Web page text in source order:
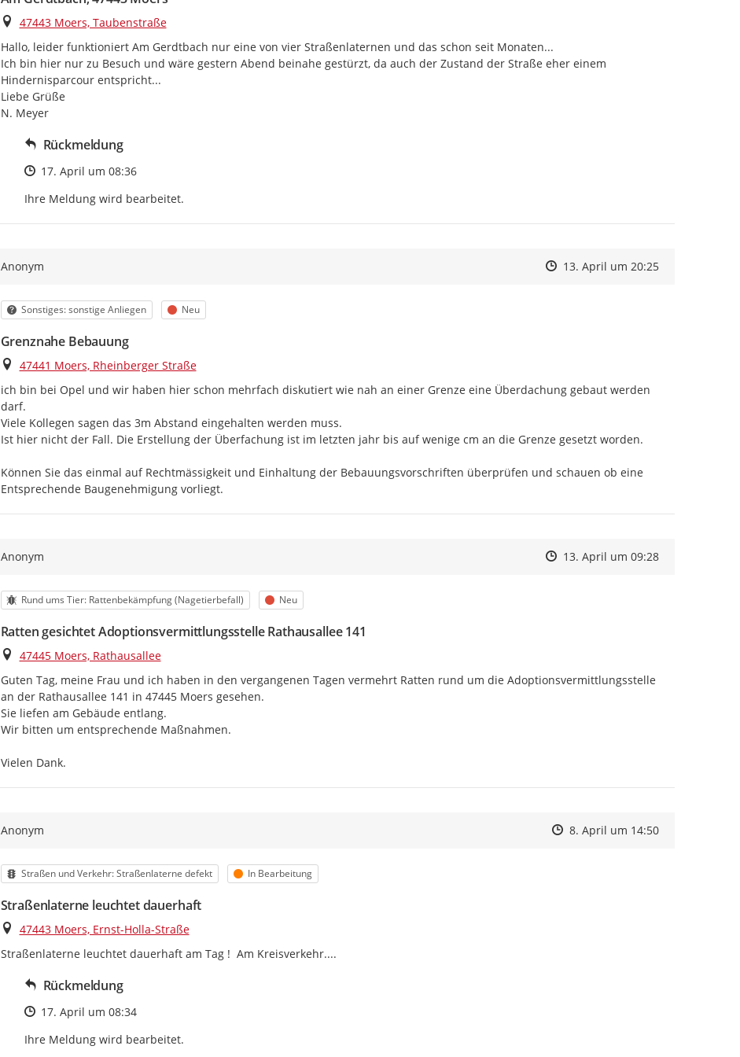
Ort
47443 Moers, Taubenstraße
Hallo, leider funktioniert Am Gerdtbach nur eine von vier Straßenlaternen und das schon seit Monaten...
Ich bin hier nur zu Besuch und wäre gestern Abend beinahe gestürzt, da auch der Zustand der Straße eher einem
Hindernisparcour entspricht...
Liebe Grüße
N. Meyer
Rückmeldung
Zeitpunkt des Erstellens
17. April um 08:36
Ihre Meldung wird bearbeitet.
Anonym Zeitpunkt des Erstellens
Zeitpunkt des Erstellens
13. April um 20:25Zur Äußerung
Kategorie
Sonstiges: sonstige Anliegen Status
Neu
Grenznahe Bebauung
Ort
47441 Moers, Rheinberger Straße
ich bin bei Opel und wir haben hier schon mehrfach diskutiert wie nah an einer Grenze eine Überdachung gebaut werden
darf.
Viele Kollegen sagen das 3m Abstand eingehalten werden muss.
Ist hier nicht der Fall. Die Erstellung der Überfachung ist im letzten jahr bis auf wenige cm an die Grenze gesetzt worden.
Können Sie das einmal auf Rechtmässigkeit und Einhaltung der Bebauungsvorschriften überprüfen und schauen ob eine
Entsprechende Baugenehmigung vorliegt.
Anonym Zeitpunkt des Erstellens
Zeitpunkt des Erstellens
13. April um 09:28Zur Äußerung
Kategorie
Rund ums Tier: Rattenbekämpfung (Nagetierbefall) Status
Neu
Ratten gesichtet Adoptionsvermittlungsstelle Rathausallee 141
Ort
47445 Moers, Rathausallee
Guten Tag, meine Frau und ich haben in den vergangenen Tagen vermehrt Ratten rund um die Adoptionsvermittlungsstelle
an der Rathausallee 141 in 47445 Moers gesehen.
Sie liefen am Gebäude entlang.
Wir bitten um entsprechende Maßnahmen.
Vielen Dank.
Anonym Zeitpunkt des Erstellens
Zeitpunkt des Erstellens
8. April um 14:50Zur Äußerung
Kategorie
Straßen und Verkehr: Straßenlaterne defekt Status
In Bearbeitung
Straßenlaterne leuchtet dauerhaft
Ort
47443 Moers, Ernst-Holla-Straße
Straßenlaterne leuchtet dauerhaft am Tag !  Am Kreisverkehr....
Rückmeldung
Zeitpunkt des Erstellens
17. April um 08:34
Ihre Meldung wird bearbeitet.